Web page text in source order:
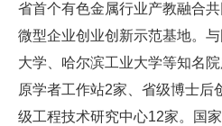
省首个有色金属行业产教融合
微型企业创业创新示范基地。
大学、哈尔滨工业大学等知名
原学者工作站2家、省级博士后
级工程技术研究中心12家。国